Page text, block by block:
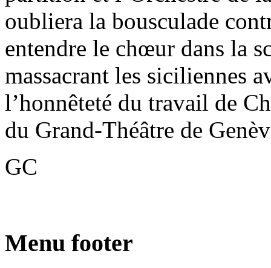
oubliera la bousculade
entendre le chœur dans la
massacrant les siciliennes
l’honnêteté du travail de
du Grand-Théâtre de
GC
Menu footer